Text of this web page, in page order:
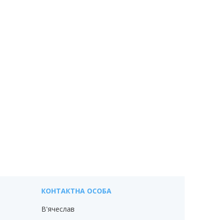
В'ячеслав